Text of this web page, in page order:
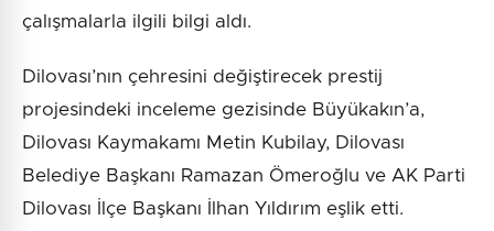
çalışmalarla ilgili bilgi aldı.
Dilovası’nın çehresini değiştirecek prestij
projesindeki inceleme gezisinde Büyükakın’a,
Dilovası Kaymakamı Metin Kubilay, Dilovası
Belediye Başkanı Ramazan Ömeroğlu ve AK Parti
Dilovası İlçe Başkanı İlhan Yıldırım eşlik etti.